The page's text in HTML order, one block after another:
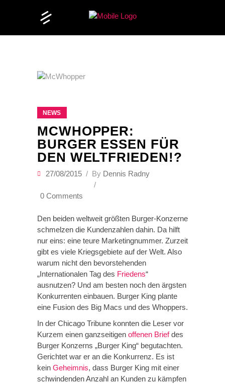
NEWS
MCWHOPPER:
BURGER ESSEN FÜR
DEN WELTFRIEDEN!?
27/08/2015 By Dennis Radny
0 Comments
Den beiden weltweit größten Burger-Konzerne
schmelzen die Kundenzahlen dahin. Da hilft
nur eins: eine teure Marketingnummer. Zurzeit
gibt es viele Kriegsgebiete auf der Welt. Also
warum nicht den bevorstehenden
„Internationalen Tag des Friedens“
ausnutzen? Und am besten noch den ärgsten
Konkurrenten einbauen. Burger King plante
eine Fusion des Big Macs und des Whoppers.
In der Chicago Tribune konnten die Leser vor
Kurzem einen ganzseitigen offenen Briefdes
Burger Konzerns „Burger King“ begutachten.
Gerichtet war er an die Konkurrenz. Es ist
kein Geheimnis, dass Burger King mit einer
schwindenden Anzahl an Kunden zu kämpfen